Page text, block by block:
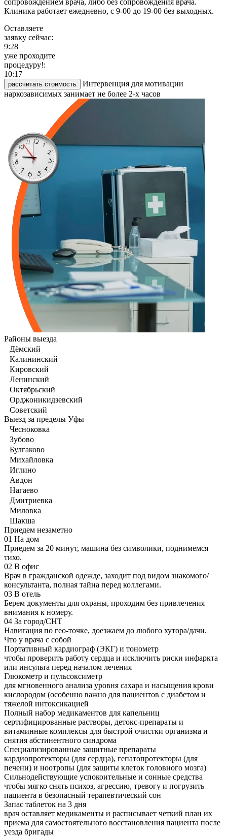
сопровождением врача, либо без сопровождения врача.
Клиника работает ежедневно, с 9-00 до 19-00 без выходных.
Оставляете
заявку сейчас:
9:28
уже проходите
процедуру!:
10:17
рассчитать стоимость
Интервенция для мотивации
наркозависимых занимает не более 2-х часов
Районы выезда
Дёмский
Калининский
Кировский
Ленинский
Октябрьский
Орджоникидзевский
Советский
Выезд за пределы Уфы
Чесноковка
Зубово
Булгаково
Михайловка
Иглино
Авдон
Нагаево
Дмитриевка
Миловка
Шакша
Приедем незаметно
01 На дом
Приедем за 20 минут, машина без символики, поднимемся
тихо.
02 В офис
Врач в гражданской одежде, заходит под видом знакомого/
консультанта, полная тайна перед коллегами.
03 В отель
Берем документы для охраны, проходим без привлечения
внимания к номеру.
04 За город/СНТ
Навигация по гео-точке, доезжаем до любого хутора/дачи.
Что у врача с собой
Портативный кардиограф (ЭКГ) и тонометр
чтобы проверить работу сердца и исключить риски инфаркта
или инсульта перед началом лечения
Глюкометр и пульсоксиметр
для мгновенного анализа уровня сахара и насыщения крови
кислородом (особенно важно для пациентов с диабетом и
тяжелой интоксикацией
Полный набор медикаментов для капельниц
сертифицированные растворы, детокс-препараты и
витаминные комплексы для быстрой очистки организма и
снятия абстинентного синдрома
Специализированные защитные препараты
кардиопротекторы (для сердца), гепатопротекторы (для
печени) и ноотропы (для защиты клеток головного мозга)
Сильнодействующие успокоительные и сонные средства
чтобы мягко снять психоз, агрессию, тревогу и погрузить
пациента в безопасный терапевтический сон
Запас таблеток на 3 дня
врач оставляет медикаменты и расписывает четкий план их
приема для самостоятельного восстановления пациента после
уезда бригады